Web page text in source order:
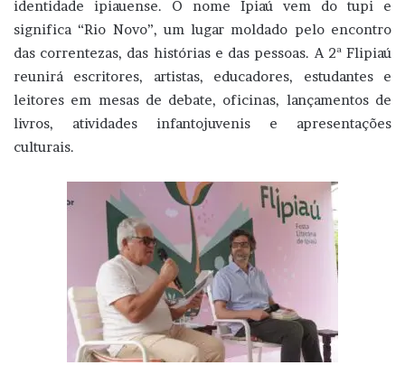
identidade ipiauense. O nome Ipiaú vem do tupi e
significa “Rio Novo”, um lugar moldado pelo encontro
das correntezas, das histórias e das pessoas. A 2ª Flipiaú
reunirá escritores, artistas, educadores, estudantes e
leitores em mesas de debate, oficinas, lançamentos de
livros, atividades infantojuvenis e apresentações
culturais.